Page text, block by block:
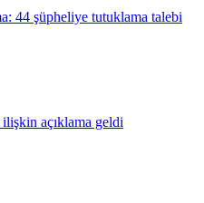
44 şüpheliye tutuklama talebi
açıklama geldi